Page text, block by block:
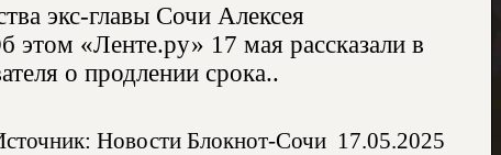
экс-главы Сочи Алексея
этом «Ленте.ру» 17 мая рассказали в
о продлении срока..
Новости Блокнот-Сочи 17.05.2025